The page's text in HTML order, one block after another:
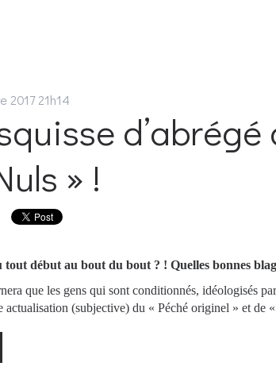
2017 21h14
» !
début au bout du bout ? ! Quelles bonnes
que les gens qui sont conditionnés, idéologisés
actualisation (subjective) du « Péché originel » et de